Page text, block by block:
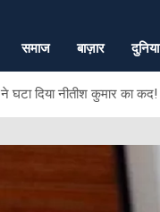
समाज बाज़ार दुनिया
घटा दिया नीतीश कुमार का कद!